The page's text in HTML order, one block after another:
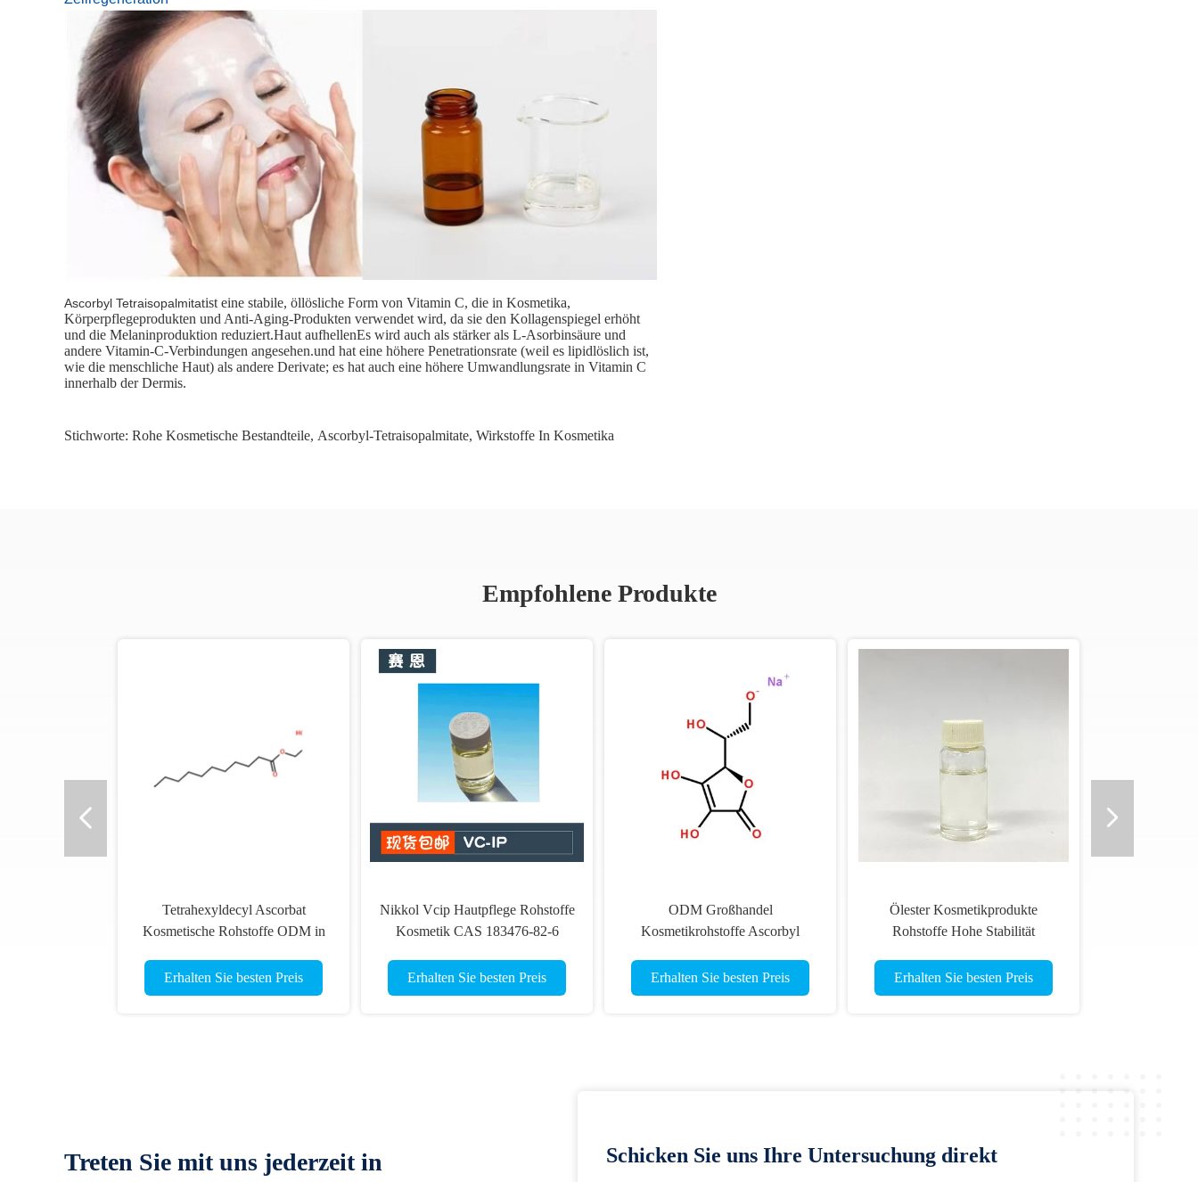
Ascorbyl Tetraisopalmitatist eine stabile, öllösliche Form von Vitamin C, die in Kosmetika,
Körperpflegeprodukten und Anti-Aging-Produkten verwendet wird, da sie den Kollagenspiegel erhöht
und die Melaninproduktion reduziert.Haut aufhellenEs wird auch als stärker als L-Asorbinsäure und
andere Vitamin-C-Verbindungen angesehen.und hat eine höhere Penetrationsrate (weil es lipidlöslich ist,
wie die menschliche Haut) als andere Derivate; es hat auch eine höhere Umwandlungsrate in Vitamin C
innerhalb der Dermis.
Stichworte: Rohe Kosmetische Bestandteile, Ascorbyl-Tetraisopalmitate, Wirkstoffe In Kosmetika
Empfohlene Produkte
Tetrahexyldecyl Ascorbat
Kosmetische Rohstoffe ODM in
Erhalten Sie besten Preis
Nikkol Vcip Hautpflege Rohstoffe
Kosmetik CAS 183476-82-6
Erhalten Sie besten Preis
ODM Großhandel
Kosmetikrohstoffe Ascorbyl
Erhalten Sie besten Preis
Ölester Kosmetikprodukte
Rohstoffe Hohe Stabilität
Erhalten Sie besten Preis
Treten Sie mit uns jederzeit in Schicken Sie uns Ihre Untersuchung direkt